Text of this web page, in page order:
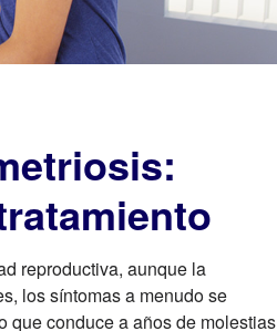
reproductiva, aunque la
los síntomas a menudo se
que conduce a años de molestias